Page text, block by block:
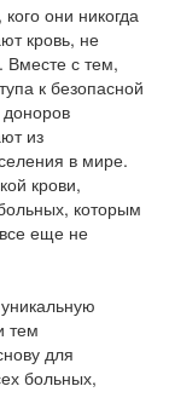
они никогда
кровь, не
Вместе с тем,
к безопасной
из
в мире.
крови,
которым
еще не
тем
для
больных,